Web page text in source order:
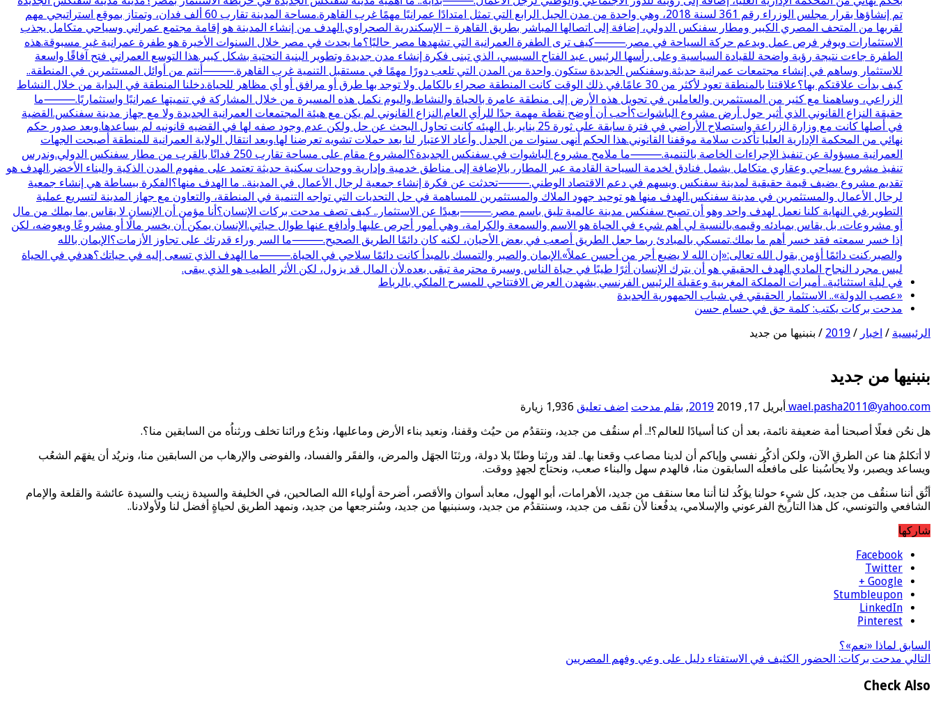
تم إنشاؤها بقرار مجلس الوزراء رقم 361 لسنة 2018، وهي واحدة من مدن الجيل الرابع التي تمثل امتدادًا عمرانيًا مهمًا غرب القاهرة.مساحة المدينة تقارب 60 ألف فدان، وتمتاز بموقع استراتيجي مهم
لقربها من المتحف المصري الكبير ومطار سفنكس الدولي، إضافة إلى اتصالها المباشر بطريق القاهرة – الإسكندرية الصحراوي.الهدف من إنشاء المدينة هو إقامة مجتمع عمراني وسياحي متكامل يجذب
الاستثمارات ويوفر فرص عمل ويدعم حركة السياحة في مصر.⸻كيف ترى الطفرة العمرانية التي تشهدها مصر حاليًا؟ما يحدث في مصر خلال السنوات الأخيرة هو طفرة عمرانية غير مسبوقة.هذه
الطفرة جاءت نتيجة رؤية واضحة للقيادة السياسية وعلى رأسها الرئيس عبد الفتاح السيسي، الذي تبنى فكرة إنشاء مدن جديدة وتطوير البنية التحتية بشكل كبير.هذا التوسع العمراني فتح آفاقًا واسعة
للاستثمار وساهم في إنشاء مجتمعات عمرانية حديثة.وسفنكس الجديدة ستكون واحدة من المدن التي تلعب دورًا مهمًا في مستقبل التنمية غرب القاهرة.⸻أنتم من أوائل المستثمرين في المنطقة..
كيف بدأت علاقتكم بها؟علاقتنا بالمنطقة تعود لأكثر من 30 عامًا.في ذلك الوقت كانت المنطقة صحراء بالكامل ولا توجد بها طرق أو مرافق أو أي مظاهر للحياة.دخلنا المنطقة في البداية من خلال النشاط
الزراعي، وساهمنا مع كثير من المستثمرين والعاملين في تحويل هذه الأرض إلى منطقة عامرة بالحياة والنشاط.واليوم نكمل هذه المسيرة من خلال المشاركة في تنميتها عمرانيًا واستثماريًا.⸻ما
حقيقة النزاع القانوني الذي أثير حول أرض مشروع الباشوات؟أحب أن أوضح نقطة مهمة جدًا للرأي العام.النزاع القانوني لم يكن مع هيئة المجتمعات العمرانية الجديدة ولا مع جهاز مدينة سفنكس.القضية
في أصلها كانت مع وزارة الزراعة واستصلاح الأراضي في فترة سابقة على ثورة 25 يناير.بل الهيئه كانت تحاول البحث عن حل ولكن عدم وجود صفه لها في القضيه قانونيه لم يساعدها.وبعد صدور حكم
نهائي من المحكمة الإدارية العليا تأكدت سلامة موقفنا القانوني.هذا الحكم أنهى سنوات من الجدل وأعاد الاعتبار لنا بعد حملات تشويه تعرضنا لها.وبعد انتقال الولاية العمرانية للمنطقة أصبحت الجهات
العمرانية مسؤولة عن تنفيذ الإجراءات الخاصة بالتنمية.⸻ما ملامح مشروع الباشوات في سفنكس الجديدة؟المشروع مقام على مساحة تقارب 250 فدانًا بالقرب من مطار سفنكس الدولي.وندرس
تنفيذ مشروع سياحي وعقاري متكامل يشمل فنادق لخدمة السياحة القادمة عبر المطار، بالإضافة إلى مناطق خدمية وإدارية ووحدات سكنية حديثة تعتمد على مفهوم المدن الذكية والبناء الأخضر.الهدف هو
تقديم مشروع يضيف قيمة حقيقية لمدينة سفنكس ويسهم في دعم الاقتصاد الوطني.⸻تحدثت عن فكرة إنشاء جمعية لرجال الأعمال في المدينة.. ما الهدف منها؟الفكرة ببساطة هي إنشاء جمعية
لرجال الأعمال والمستثمرين في مدينة سفنكس.الهدف منها هو توحيد جهود الملاك والمستثمرين للمساهمة في حل التحديات التي تواجه التنمية في المنطقة، والتعاون مع جهاز المدينة لتسريع عملية
التطوير.في النهاية كلنا نعمل لهدف واحد وهو أن تصبح سفنكس مدينة عالمية تليق باسم مصر.⸻بعيدًا عن الاستثمار.. كيف تصف مدحت بركات الإنسان؟أنا مؤمن أن الإنسان لا يقاس بما يملك من مال
أو مشروعات، بل يقاس بمبادئه وقيمه.بالنسبة لي أهم شيء في الحياة هو الاسم والسمعة والكرامة، وهي أمور أحرص عليها وأدافع عنها طوال حياتي.الإنسان يمكن أن يخسر مالًا أو مشروعًا ويعوضه، لكن
إذا خسر سمعته فقد خسر أهم ما يملك.تمسكي بالمبادئ ربما جعل الطريق أصعب في بعض الأحيان، لكنه كان دائمًا الطريق الصحيح.⸻ما السر وراء قدرتك على تجاوز الأزمات؟الإيمان بالله
والصبر.كنت دائمًا أؤمن بقول الله تعالى:«إن الله لا يضيع أجر من أحسن عملاً».الإيمان والصبر والتمسك بالمبدأ كانت دائمًا سلاحي في الحياة.⸻ما الهدف الذي تسعى إليه في حياتك؟هدفي في الحياة
ليس مجرد النجاح المادي.الهدف الحقيقي هو أن يترك الإنسان أثرًا طيبًا في حياة الناس وسيرة محترمة تبقى بعده.لأن المال قد يزول، لكن الأثر الطيب هو الذي يبقى.
في ليلة استثنائية.. أميرات المملكة المغربية وعقيلة الرئيس الفرنسي يشهدن العرض الافتتاحي للمسرح الملكي بالرباط
«عصب الدولة».. الاستثمار الحقيقي في شباب الجمهورية الجديدة
مدحت بركات يكتب: كلمة حق في حسام حسن
الرئيسية / اخبار /
2019
/ بنبنيها من جديد
بنبنيها من جديد
wael.pasha2011@yahoo.com أبريل 17, 2019 2019
, بقلم مدحت اضف تعليق 1,936 زيارة
هل نحُن فعلًا أصبحنا أمة ضعيفة نائمة، بعد أن كنا أسيادًا للعالم؟!.. أم سنقُف من جديد، ونتقدُم من حيُث وقفنا، ونعيد بناء الأرض وماعليها، وندُع ورائنا تخلف ورثناُه من السابقين منا؟.
لا أتكلمُ هنا عن الطرقِ الآن، ولكن أذكُر نفسي وإياكم أن لدينا مصاعب وقعنا بها.. لقد ورثنا وطنًا بلا دولة، ورثنَا الجهَل والمرض، والفقَر والفساد، والفوضى والإرهاب من السابقين منا، ونريُد أن يفهَم الشعُب
ويساعد ويصبر، ولا يحاسُبنا على مافعلُه السابقون منا، فالهدم سهل والبناء صعب، ونحتاُج لجهدٍ ووقت.
أثُق أننا سنقُف من جديد، كل شيٍء حولنا يؤكُد لنا أننا معا سنقف من جديد، الأهرامات، أبو الهول، معابد أسوان والأقصر، أضرحة أولياء الله الصالحين، في الخليفة والسيدة زينب والسيدة عائشة والقلعة والإمام
الشافعي والتونسي، كل هذا التاريخ الفرعوني والإسلامي، يدفُعنا لأن نقَف من جديد، وسنتقدُم من جديد، وسنبنيها من جديد، وسُنرجعها من جديد، ونمهد الطريق لحياةٍ أفضل لنا ولأولادنا..
شاركها
Facebook
Twitter
Google +
Stumbleupon
LinkedIn
Pinterest
السابق لماذا «نعم»؟
التالي مدحت بركات: الحضور الكثيف في الاستفتاء دليل على وعي وفهم المصريين
Check Also